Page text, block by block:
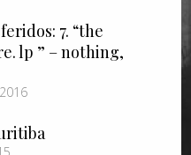
7. “the
lp ” – nothing​,​